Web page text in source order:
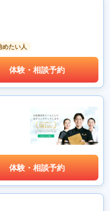
めたい人
体験・相談予約
体験・相談予約